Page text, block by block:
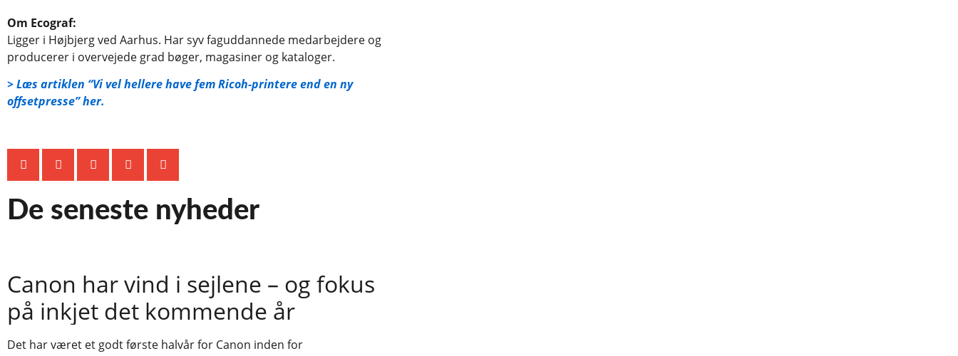
Om Ecograf:
Ligger i Højbjerg ved Aarhus. Har syv faguddannede medarbejdere og
producerer i overvejede grad bøger, magasiner og kataloger.
> Læs artiklen “Vi vel hellere have fem Ricoh-printere end en ny
offsetpresse” her.
De seneste nyheder
Canon har vind i sejlene – og fokus
på inkjet det kommende år
Det har været et godt første halvår for Canon inden for